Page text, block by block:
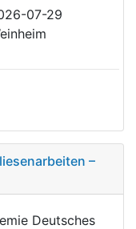
07-29
–
Deutsches